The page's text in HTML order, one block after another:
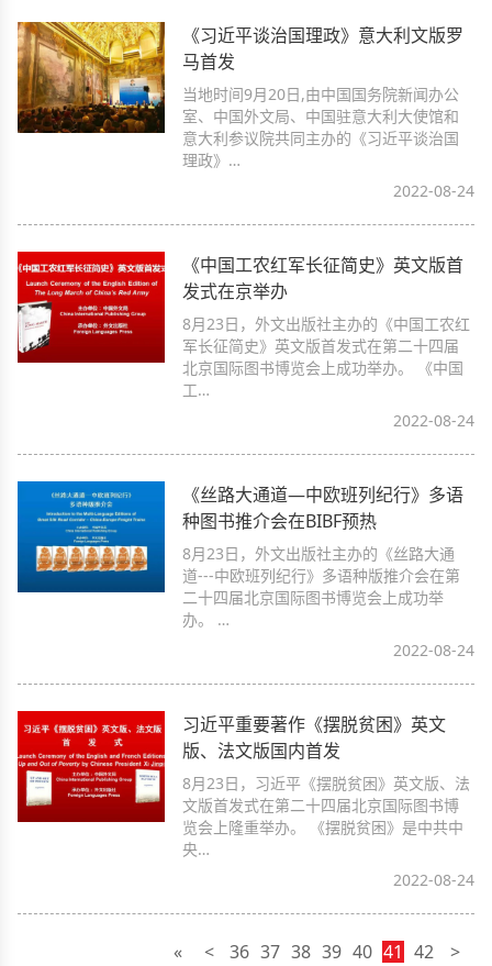
《习近平谈治国理政》意大利文版罗
马首发
当地时间9月20日,由中国国务院新闻办公
室、中国外文局、中国驻意大利大使馆和
意大利参议院共同主办的《习近平谈治国
理政》…
2022-08-24
《中国工农红军长征简史》英文版首
发式在京举办
8月23日，外文出版社主办的《中国工农红
军长征简史》英文版首发式在第二十四届
北京国际图书博览会上成功举办。 《中国
工…
2022-08-24
《丝路大通道—中欧班列纪行》多语
种图书推介会在BIBF预热
8月23日，外文出版社主办的《丝路大通
道---中欧班列纪行》多语种版推介会在第
二十四届北京国际图书博览会上成功举
办。 …
2022-08-24
习近平重要著作《摆脱贫困》英文
版、法文版国内首发
8月23日，习近平《摆脱贫困》英文版、法
文版首发式在第二十四届北京国际图书博
览会上隆重举办。 《摆脱贫困》是中共中
央…
2022-08-24
« < 36 37 38 39 40 41 42 >